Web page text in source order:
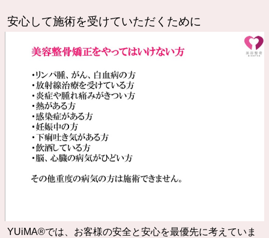
安心して施術を受けていただくために
YUiMA®︎では、お客様の安全と安心を最優先に考えていま